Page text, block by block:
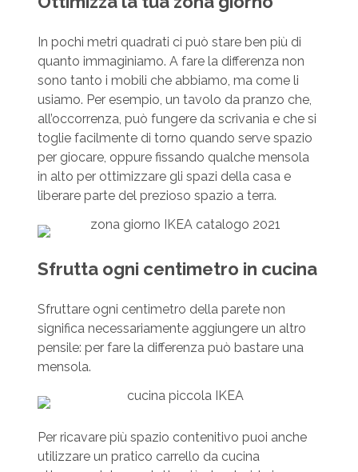
In pochi metri quadrati ci può stare ben più di
quanto immaginiamo. A fare la differenza non
sono tanto i mobili che abbiamo, ma come li
usiamo. Per esempio, un tavolo da pranzo che,
all’occorrenza, può fungere da scrivania e che si
toglie facilmente di torno quando serve spazio
per giocare, oppure fissando qualche mensola
in alto per ottimizzare gli spazi della casa e
liberare parte del prezioso spazio a terra.
Sfrutta ogni centimetro in cucina
Sfruttare ogni centimetro della parete non
significa necessariamente aggiungere un altro
pensile: per fare la differenza può bastare una
mensola.
Per ricavare più spazio contenitivo puoi anche
utilizzare un pratico carrello da cucina